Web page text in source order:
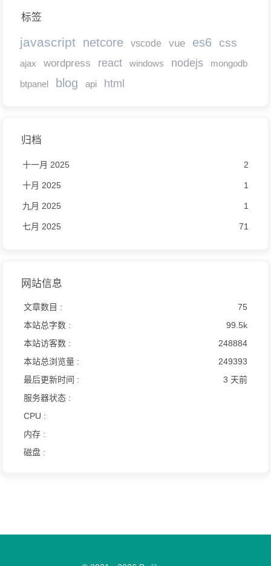
标签
javascript netcore vscode vue es6 css
ajax wordpress react windows nodejs
mongodb
btpanel
blog api html
归档
十一月 2025 2
十月 2025 1
九月 2025 1
七月 2025 71
网站信息
文章数目 :
75
本站总字数 :
99.5k
本站访客数 :
248884
本站总浏览量 :
249393
最后更新时间 :
3 天前
服务器状态 :
CPU :
内存 :
磁盘 :